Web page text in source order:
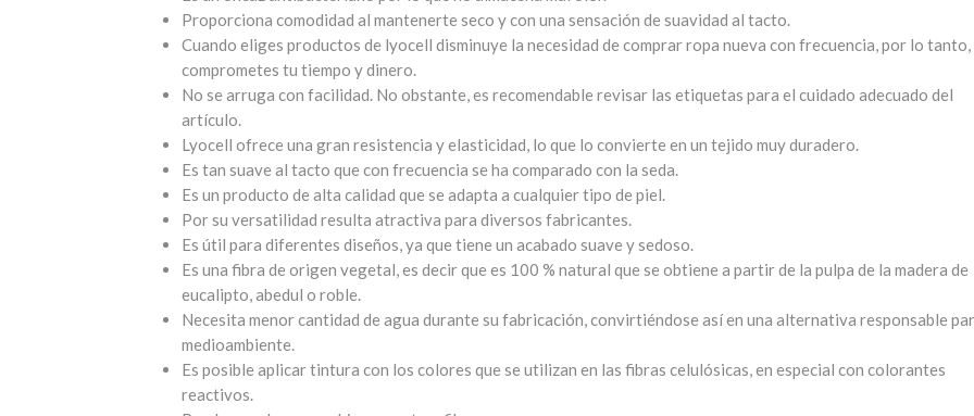
Proporciona comodidad al mantenerte seco y con una sensación de suavidad al tacto.
Cuando eliges productos de lyocell disminuye la necesidad de comprar ropa nueva con frecuencia, por lo tanto,
comprometes tu tiempo y dinero.
No se arruga con facilidad. No obstante, es recomendable revisar las etiquetas para el cuidado adecuado del
artículo.
Lyocell ofrece una gran resistencia y elasticidad, lo que lo convierte en un tejido muy duradero.
Es tan suave al tacto que con frecuencia se ha comparado con la seda.
Es un producto de alta calidad que se adapta a cualquier tipo de piel.
Por su versatilidad resulta atractiva para diversos fabricantes.
Es útil para diferentes diseños, ya que tiene un acabado suave y sedoso.
Es una fibra de origen vegetal, es decir que es 100 % natural que se obtiene a partir de la pulpa de la madera de
eucalipto, abedul o roble.
Necesita menor cantidad de agua durante su fabricación, convirtiéndose así en una alternativa responsable
medioambiente.
Es posible aplicar tintura con los colores que se utilizan en las fibras celulósicas, en especial con colorantes
reactivos.